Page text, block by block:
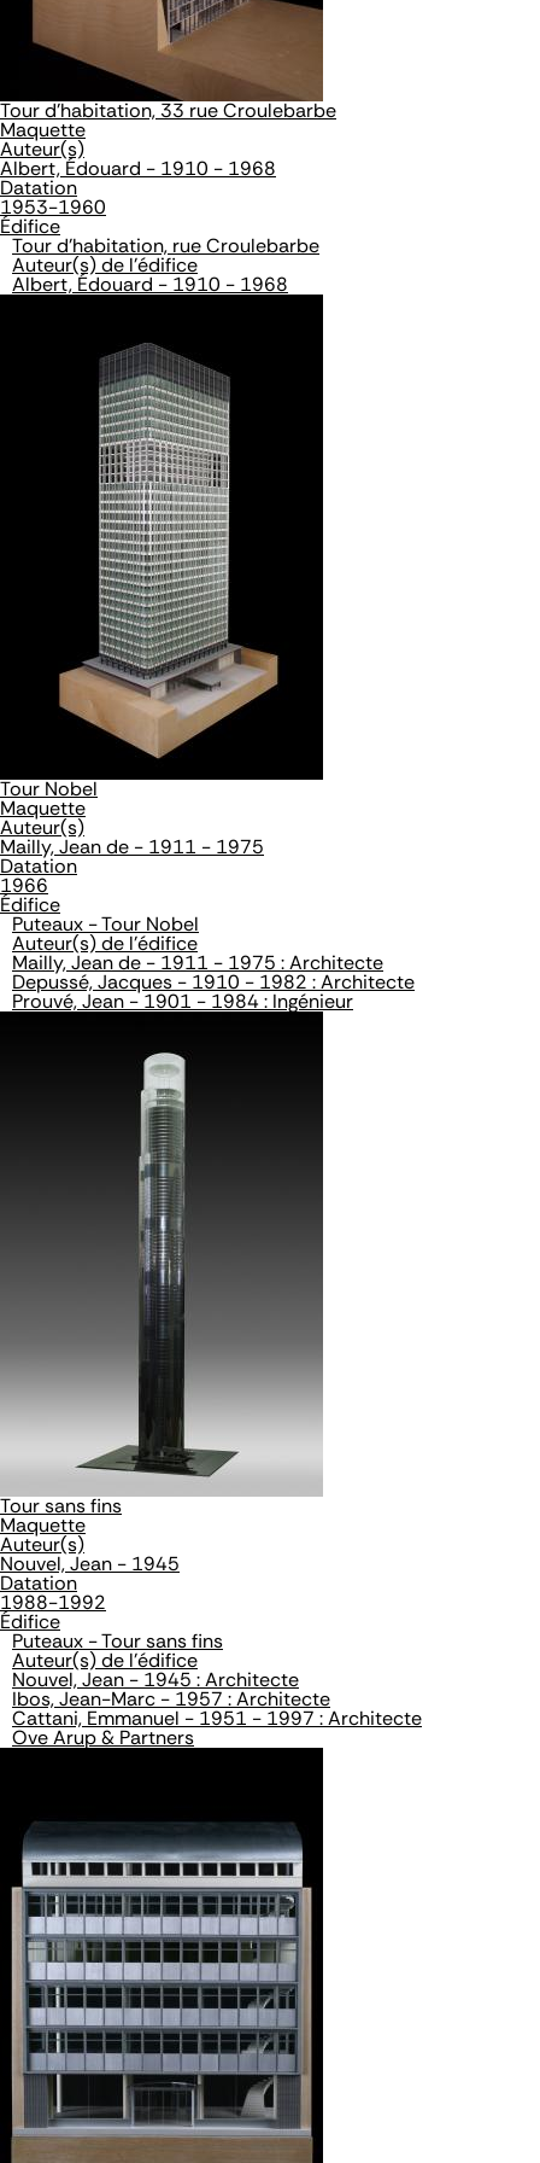
Tour d'habitation, 33 rue Croulebarbe
Maquette
Auteur(s)
Albert, Édouard - 1910 - 1968
Datation
1953-1960
Édifice
Tour d'habitation, rue Croulebarbe
Auteur(s) de l'édifice
Albert, Édouard - 1910 - 1968
Tour Nobel
Maquette
Auteur(s)
Mailly, Jean de - 1911 - 1975
Datation
1966
Édifice
Puteaux - Tour Nobel
Auteur(s) de l'édifice
Mailly, Jean de - 1911 - 1975 : Architecte
Depussé, Jacques - 1910 - 1982 : Architecte
Prouvé, Jean - 1901 - 1984 : Ingénieur
Tour sans fins
Maquette
Auteur(s)
Nouvel, Jean - 1945
Datation
1988-1992
Édifice
Puteaux - Tour sans fins
Auteur(s) de l'édifice
Nouvel, Jean - 1945 : Architecte
Ibos, Jean-Marc - 1957 : Architecte
Cattani, Emmanuel - 1951 - 1997 : Architecte
Ove Arup & Partners